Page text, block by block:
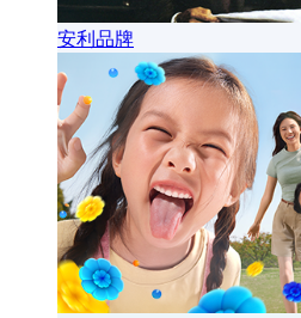
安利品牌